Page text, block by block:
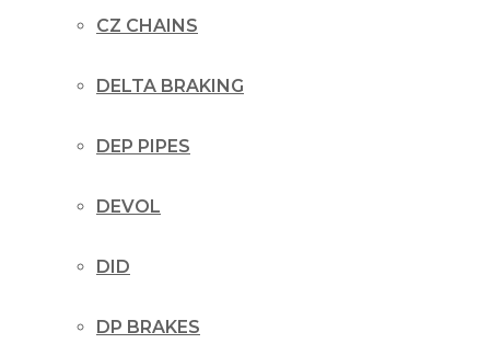
CZ CHAINS
DELTA BRAKING
DEP PIPES
DEVOL
DID
DP BRAKES